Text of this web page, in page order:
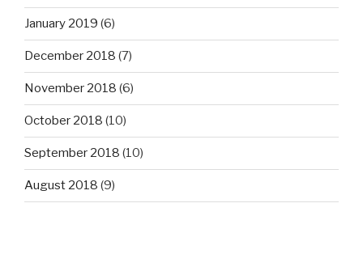
January 2019 (6)
December 2018 (7)
November 2018 (6)
October 2018 (10)
September 2018 (10)
August 2018 (9)